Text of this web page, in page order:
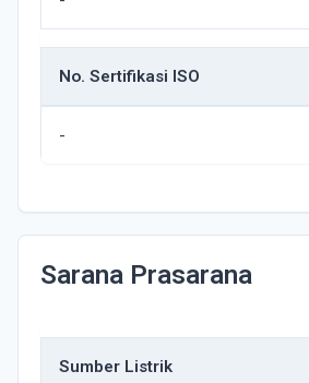
No. Sertifikasi ISO
-
Sarana Prasarana
Sumber Listrik